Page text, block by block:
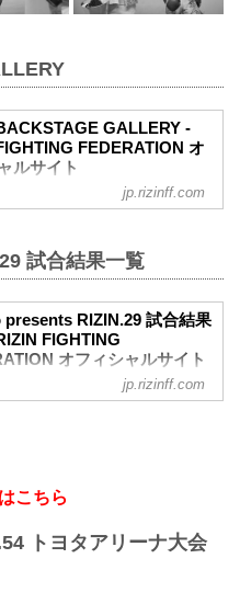
GALLERY -
FEDERATION オ
ルサイト
側で選手が見せる真実の素顔。
jp.rizinff.com
試合結果一覧
presents RIZIN.29 試合結果
FIGHTING
オフィシャルサイト
／BODYMAKER presents RIZIN
| 皇治 vs. 白鳥大珠 / Kouzi vs.
3R（61.0kg）
皇治 vs. 白鳥大珠（WIN）
jp.rizinff.com
こちら
トヨタアリーナ大会